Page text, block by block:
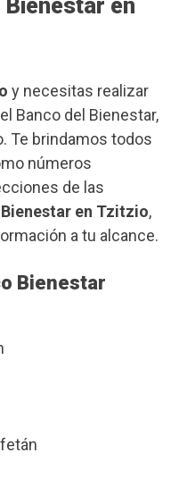
en
y necesitas realizar
Banco del Bienestar,
Te brindamos todos
números
de las
en Tzitzio,
a tu alcance.
Bienestar